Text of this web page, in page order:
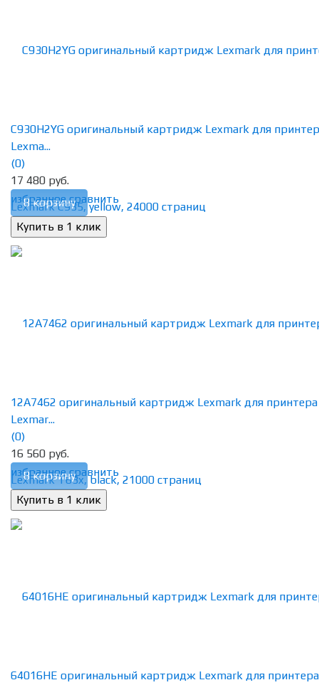
избранное сравнить
C930H2YG оригинальный картридж Lexmark для
Lexma...
(0)
17 480 руб.
В корзину
избранное сравнить
12A7462 оригинальный картридж Lexmark для принтера
Lexmar...
(0)
16 560 руб.
В корзину
64016HE оригинальный картридж Lexmark для принтера